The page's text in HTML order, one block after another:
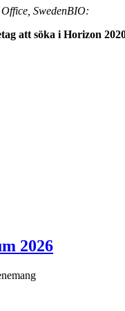
SwedenBIO:
att söka i Horizon
2026